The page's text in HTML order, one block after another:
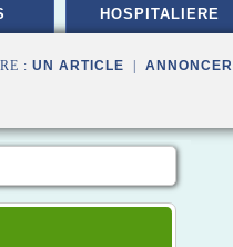
HOSPITALIERE
: UN ARTICLE ANNONCER